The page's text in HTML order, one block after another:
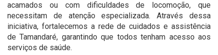
acamados ou com dificuldades de locomoção, que
necessitam de atenção especializada. Através dessa
iniciativa, fortalecemos a rede de cuidados e assistência
de Tamandaré, garantindo que todos tenham acesso aos
serviços de saúde.